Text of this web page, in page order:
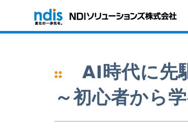
AI時代に先
～初心者から